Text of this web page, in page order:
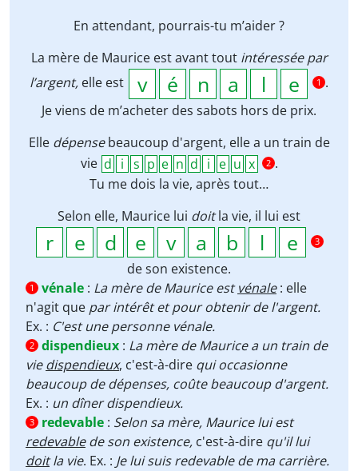
En attendant, pourrais-tu m’aider ?
La mère de Maurice est avant tout intéressée par
l’argent, elle est 1 .
Je viens de m’acheter des sabots hors de prix.
Elle dépensebeaucoup d'argent, elle a un train de
vie
2 .
Tu me dois la vie, après tout…
Selon elle, Maurice lui doitla vie, il lui est
3
de son existence.
1 vénale : La mère de Maurice estvénale : elle
n'agit que par intérêt et pour obtenir de l'argent.
Ex. : C'est une personne vénale.
2 dispendieux : La mère de Maurice a un train de
viedispendieux, c'est-à-dire qui occasionne
beaucoup de dépenses, coûte beaucoup d'argent.
Ex. : un dîner dispendieux.
3 redevable : Selon sa mère, Maurice lui est
redevablede son existence, c'est-à-dire qu'il lui
doitla vie. Ex. : Je lui suis redevable de ma carrière.